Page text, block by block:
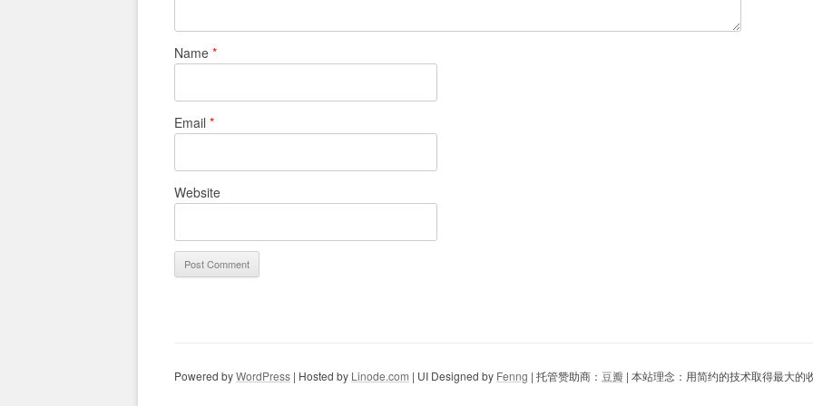
Name *
Email *
Website
Powered byWordPress | Hosted by Linode.com | UI Designed by Fenng | 托管赞助商： 豆瓣 | 本站理念：用简约的技术取得最大的